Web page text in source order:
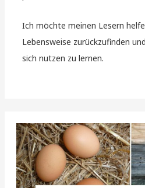
Ich möchte meinen Lesern
Lebensweise zurückzufinden
sich nutzen zu lernen.